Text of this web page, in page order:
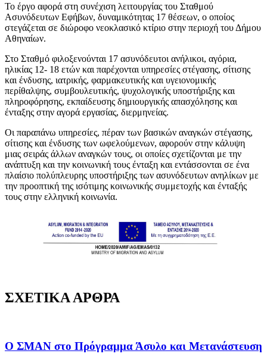
Το έργο αφορά στη συνέχιση λειτουργίας του Σταθμού
Ασυνόδευτων Εφήβων, δυναμικότητας 17 θέσεων, ο οποίος
στεγάζεται σε διώροφο νεοκλασικό κτίριο στην περιοχή του Δήμου
Αθηναίων.
Στο Σταθμό φιλοξενούνται 17 ασυνόδευτοι ανήλικοι, αγόρια,
ηλικίας 12- 18 ετών και παρέχονται υπηρεσίες στέγασης, σίτισης
και ένδυσης, ιατρικής, φαρμακευτικής και υγειονομικής
περίθαλψης, συμβουλευτικής, ψυχολογικής υποστήριξης και
πληροφόρησης, εκπαίδευσης δημιουργικής απασχόλησης και
ένταξης στην αγορά εργασίας, διερμηνείας.
Οι παραπάνω υπηρεσίες, πέραν των βασικών αναγκών στέγασης,
σίτισης και ένδυσης των ωφελούμενων, αφορούν στην κάλυψη
μιας σειράς άλλων αναγκών τους, οι οποίες σχετίζονται με την
ανάπτυξη και την κοινωνική τους ένταξη και εντάσσονται σε ένα
πλαίσιο πολύπλευρης υποστήριξης των ασυνόδευτων ανηλίκων με
την προοπτική της ισότιμης κοινωνικής συμμετοχής και ένταξής
τους στην ελληνική κοινωνία.
ΣΧΕΤΙΚΑ ΑΡΘΡΑ
Ο ΣΜΑΝ στο Πρόγραμμα Άσυλο και Μετανάστευση